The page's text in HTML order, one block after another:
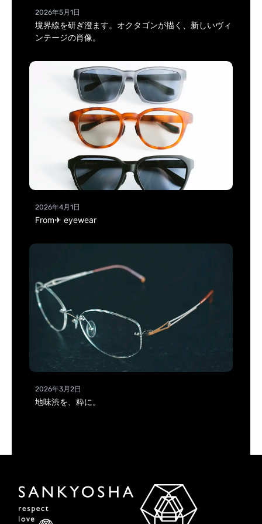
2026年5月1日
境界線を研ぎ澄ます。オクタゴンが描く、新しいヴィ
ンテージの肖像。
2026年4月1日
From✈ eyewear
2026年3月2日
地味渋を、粋に。